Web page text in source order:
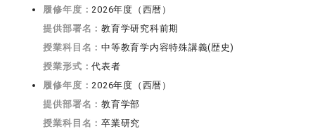
履修年度：2026年度（西暦）
提供部署名：教育学研究科前期
授業科目名：中等教育学内容特殊講義(歴史)
授業形式：代表者
履修年度：2026年度（西暦）
提供部署名：教育学部
授業科目名：卒業研究